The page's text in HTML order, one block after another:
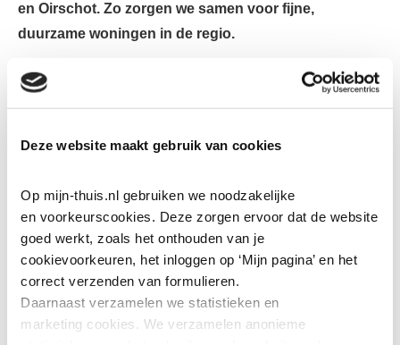
Deze website maakt gebruik van cookies
Op mijn-thuis.nl gebruiken we noodzakelijke
en voorkeurscookies. Deze zorgen ervoor dat de website
goed werkt, zoals het onthouden van je
cookievoorkeuren, het inloggen op ‘Mijn pagina’ en het
correct verzenden van formulieren.
Daarnaast verzamelen we statistieken en
marketing cookies. We verzamelen anonieme
en Oirschot. Zo zorgen we samen voor fijne,
duurzame woningen in de regio.
Een paar voorbeelden van projecten waar nu van alles
Leostraat (blok 5), Eindhoven
opgeleverd. De bewoners zijn inmiddels ingetrokken.
De bouw van blok 1 tot en met 4 gaat door. Deze
verwachten we in de eerste helft van 2026 op te
leveren.
Gildebuurt, Eindhoven
De bouw verloopt volgens planning. De eerste
woningen van fase 1B worden al rond april Zo